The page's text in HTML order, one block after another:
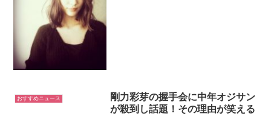
おすすめニュース
剛力彩芽の握手会に中年オジサン
が殺到し話題！その理由が笑える